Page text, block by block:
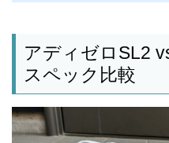
アディゼロSL2
スペック比較